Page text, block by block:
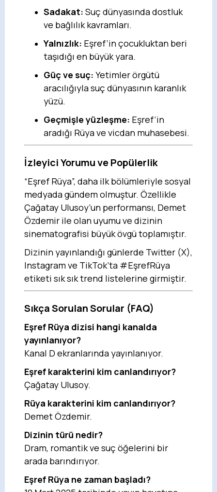
Sadakat: Suç dünyasında dostluk
ve bağlılık kavramları.
Yalnızlık: Eşref’in çocukluktan beri
taşıdığı en büyük yara.
Güç ve suç: Yetimler örgütü
aracılığıyla suç dünyasının karanlık
yüzü.
Geçmişle yüzleşme: Eşref’in
aradığı Rüya ve vicdan muhasebesi.
İzleyici Yorumu ve Popülerlik
“Eşref Rüya”, daha ilk bölümleriyle sosyal
medyada gündem olmuştur. Özellikle
Çağatay Ulusoy’un performansı, Demet
Özdemir ile olan uyumu ve dizinin
sinematografisi büyük övgü toplamıştır.
Dizinin yayınlandığı günlerde Twitter (X),
Instagram ve TikTok’ta #EşrefRüya
etiketi sık sık trend listelerine girmiştir.
Sıkça Sorulan Sorular (FAQ)
Eşref Rüya dizisi hangi kanalda
yayınlanıyor?
Kanal D ekranlarında yayınlanıyor.
Eşref karakterini kim canlandırıyor?
Çağatay Ulusoy.
Rüya karakterini kim canlandırıyor?
Demet Özdemir.
Dizinin türü nedir?
Dram, romantik ve suç öğelerini bir
arada barındırıyor.
Eşref Rüya ne zaman başladı?